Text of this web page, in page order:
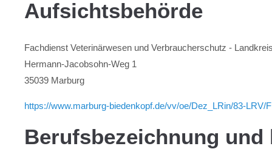
Aufsichtsbehörde
Fachdienst Veterinärwesen und Verbraucherschutz -
Hermann-Jacobsohn-Weg 1
35039 Marburg
https://www.marburg-biedenkopf.de/vv/oe/Dez_LRin/83-LRV/
Berufsbezeichnung